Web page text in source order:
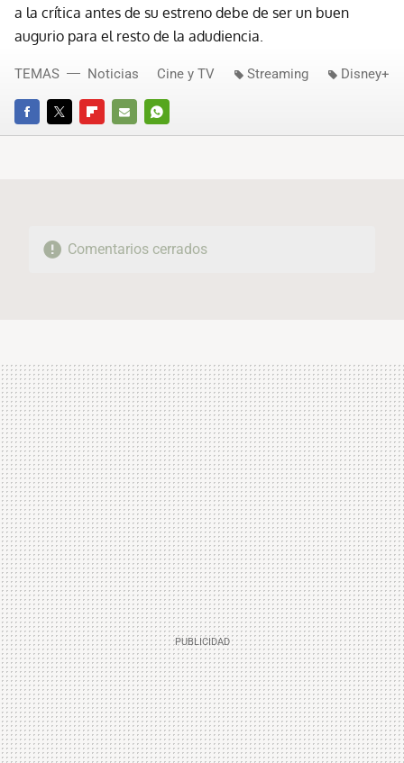
a la crítica antes de su estreno debe de ser un buen
augurio para el resto de la adudiencia.
FACEBOOKTWITTERFLIPBOARD
E-
WHATSAPP
TEMAS Noticias Cine y TV Streaming Disney+
Comentarios cerrados